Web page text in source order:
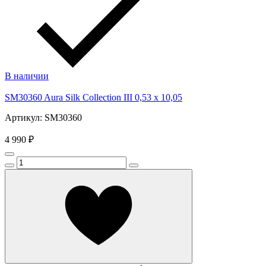
В наличии
SM30360 Aura Silk Collection III 0,53 x 10,05
Артикул: SM30360
4 990 ₽